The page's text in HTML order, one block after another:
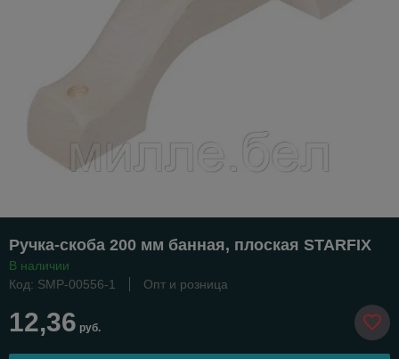
Ручка-скоба 200 мм банная, плоская STARFIX
В наличии
Код: SMP-00556-1
Опт и розница
12,36 руб.